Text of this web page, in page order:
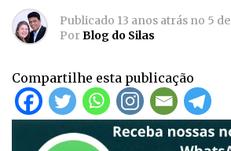
Publicado 13 anos atrás no 5
PorBlog do Silas
Compartilhe esta publicação